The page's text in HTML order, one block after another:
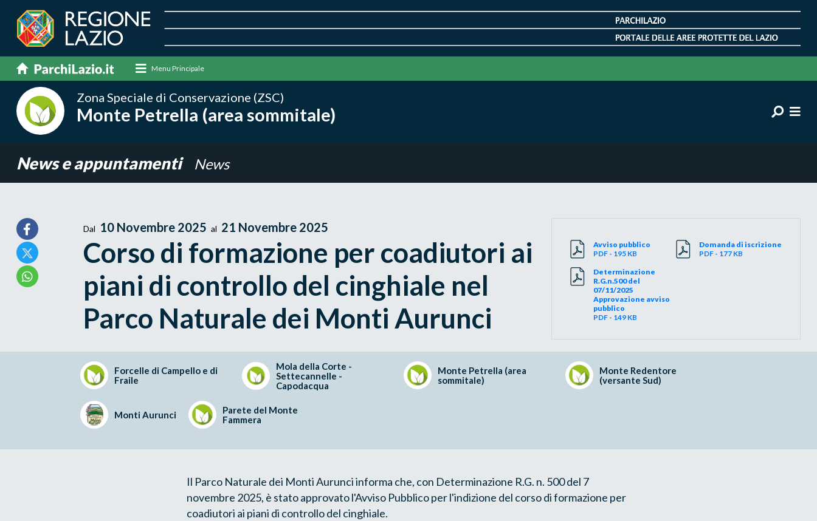
Menu Principale
Zona Speciale di Conservazione (ZSC)
Monte Petrella (area sommitale)
News e appuntamenti News
Dal 10 Novembre 2025 al 21 Novembre 2025
Corso di formazione per coadiutori ai
piani di controllo del cinghiale nel
Parco Naturale dei Monti Aurunci
Avviso pubblico
PDF - 195 KB
Domanda di iscrizione
PDF - 177 KB
Determinazione
R.G.n.500 del
07/11/2025
Approvazione avviso
pubblico
PDF - 149 KB
Forcelle di Campello e di
Fraile
Mola della Corte -
Settecannelle -
Capodacqua
Monte Petrella (area
sommitale)
Monte Redentore
(versante Sud)
Monti Aurunci
Parete del Monte
Fammera
Il Parco Naturale dei Monti Aurunci informa che, con Determinazione R.G. n. 500 del 7
novembre 2025, è stato approvato l'Avviso Pubblico per l'indizione del corso di formazione per
coadiutori ai piani di controllo del cinghiale.